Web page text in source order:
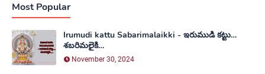
Most Popular
Irumudi kattu Sabarimalaikki - ఇరుముడి కట్టు…
శబరిమలైకి…
November 30, 2024